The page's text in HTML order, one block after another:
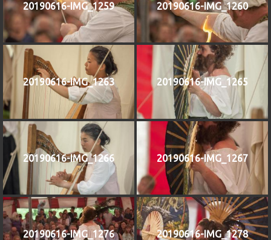
20190616-IMG_1259 20190616-IMG_1260
20190616-IMG_1263 20190616-IMG_1265
20190616-IMG_1266 20190616-IMG_1267
20190616-IMG_1276 20190616-IMG_1278